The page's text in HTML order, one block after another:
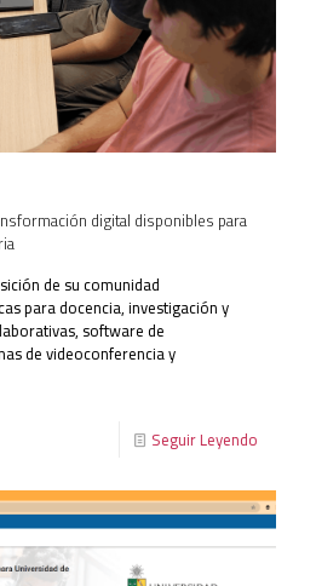
digital disponibles para
de su comunidad
para docencia, investigación y
software de
de videoconferencia y
Seguir Leyendo